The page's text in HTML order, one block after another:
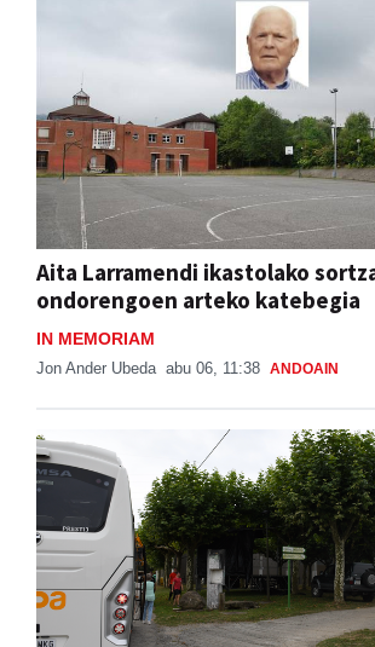
Aita Larramendi ikastolako
ondorengoen arteko katebegia
IN MEMORIAM
Jon Ander Ubeda abu 06, 11:38 ANDOAIN